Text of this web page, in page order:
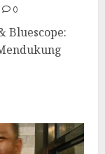
0
Bluescope: